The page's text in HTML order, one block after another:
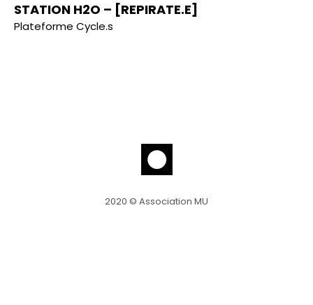
STATION H2O – [REPIRATE.E]
Plateforme Cycle.s
2020 © Association MU